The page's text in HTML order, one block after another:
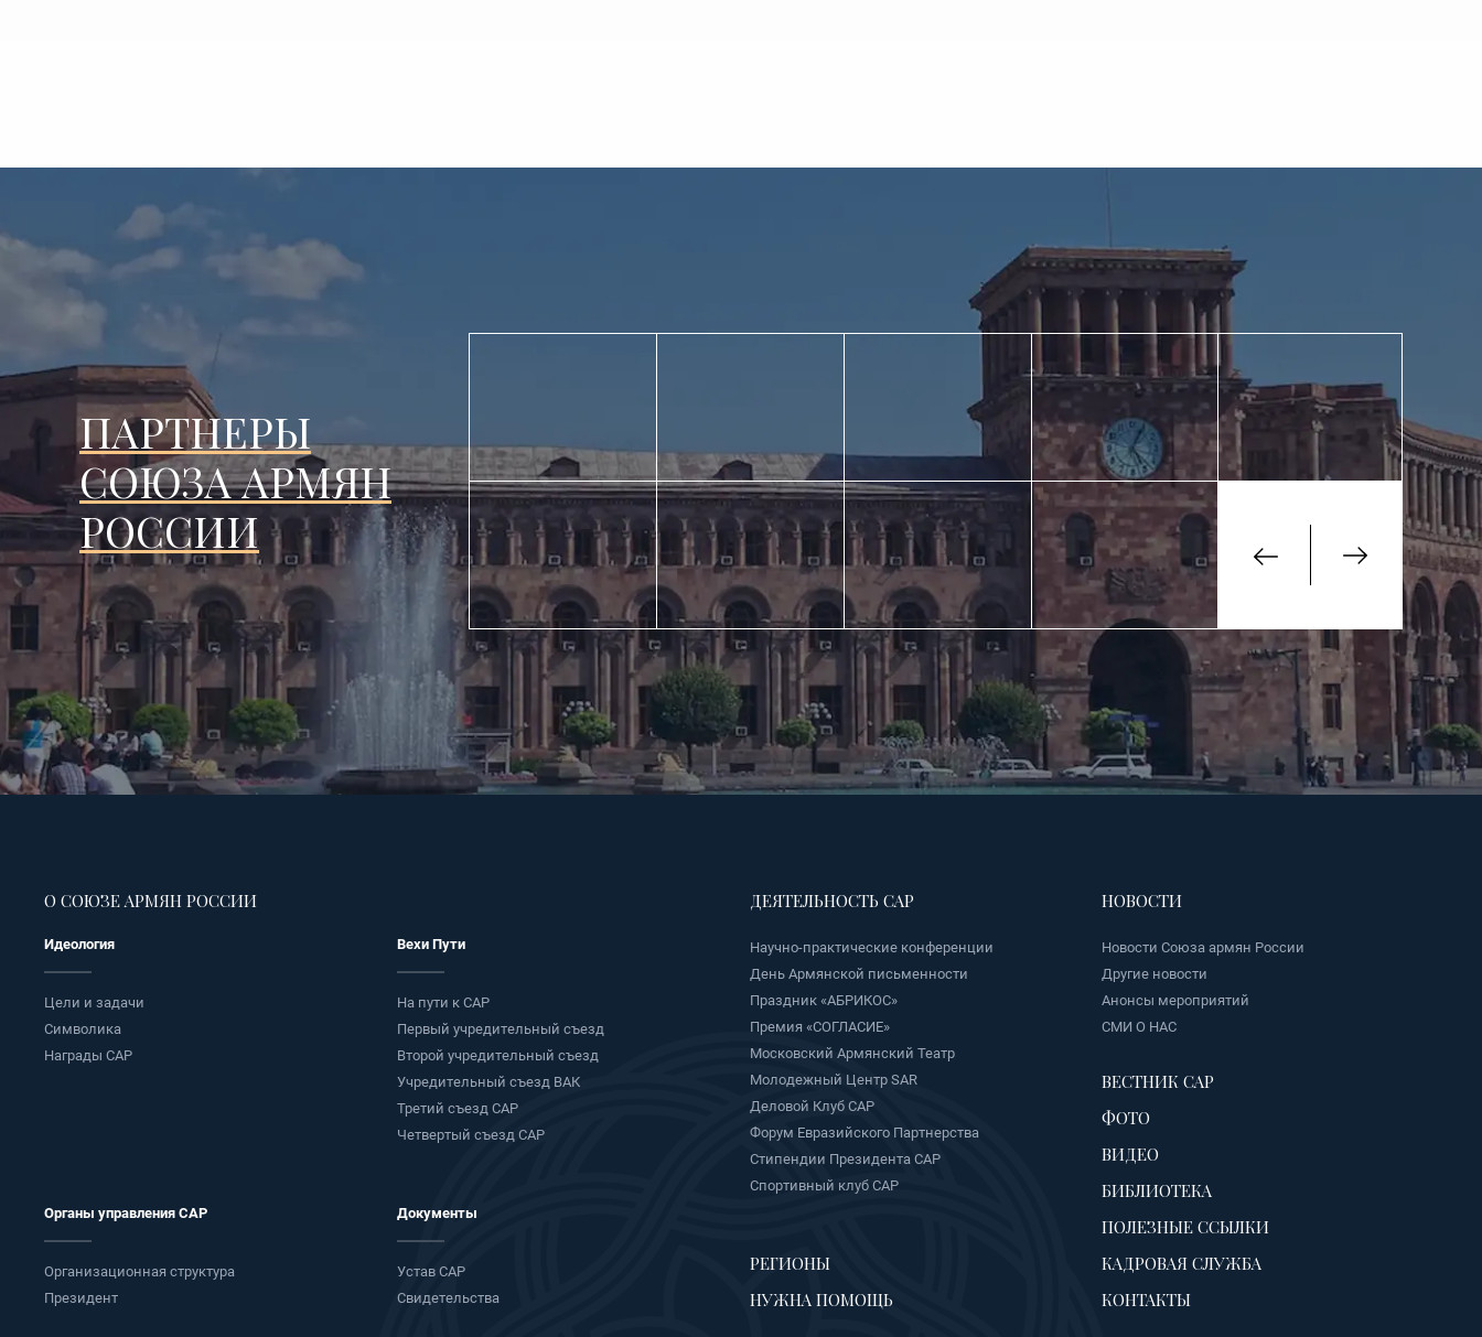
ПАРТНЕРЫ
СОЮЗА АРМЯН
РОССИИ
О СОЮЗЕ АРМЯН РОССИИ
Идеология
Цели и задачи
Символика
Награды САР
Органы управления САР
Организационная структура
Президент
Вехи Пути
На пути к САР
Первый учредительный съезд
Второй учредительный съезд
Учредительный съезд ВАК
Третий съезд САР
Четвертый съезд САР
Документы
Устав САР
Свидетельства
ДЕЯТЕЛЬНОСТЬ САР
Научно-практические конференции
День Армянской письменности
Праздник «АБРИКОС»
Премия «СОГЛАСИЕ»
Московский Армянский Театр
Молодежный Центр SAR
Деловой Клуб САР
Форум Евразийского Партнерства
Стипендии Президента САР
Спортивный клуб САР
РЕГИОНЫ
НУЖНА ПОМОЩЬ
НОВОСТИ
Новости Союза армян России
Другие новости
Анонсы мероприятий
СМИ О НАС
ВЕСТНИК САР
ФОТО
ВИДЕО
БИБЛИОТЕКА
ПОЛЕЗНЫЕ ССЫЛКИ
КАДРОВАЯ СЛУЖБА
КОНТАКТЫ